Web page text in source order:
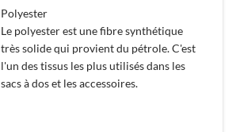
Polyester
Le polyester est une fibre synthétique
très solide qui provient du pétrole. C'est
l'un des tissus les plus utilisés dans les
sacs à dos et les accessoires.